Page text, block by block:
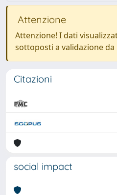
Attenzione
Attenzione! I dati
sottoposti a validazione
Citazioni
social impact